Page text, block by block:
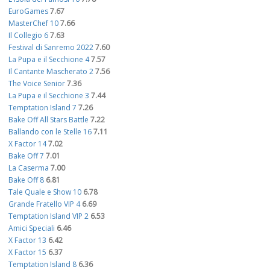
EuroGames7.67
MasterChef 107.66
Il Collegio 67.63
Festival di Sanremo 20227.60
La Pupa e il Secchione 47.57
Il Cantante Mascherato 27.56
The Voice Senior7.36
La Pupa e il Secchione 3 7.44
Temptation Island 7 7.26
Bake Off All Stars Battle 7.22
Ballando con le Stelle 167.11
X Factor 147.02
Bake Off 7 7.01
La Caserma 7.00
Bake Off 8 6.81
Tale Quale e Show 10 6.78
Grande Fratello VIP 4 6.69
Temptation Island VIP 2 6.53
Amici Speciali 6.46
X Factor 13 6.42
X Factor 15 6.37
Temptation Island 8 6.36